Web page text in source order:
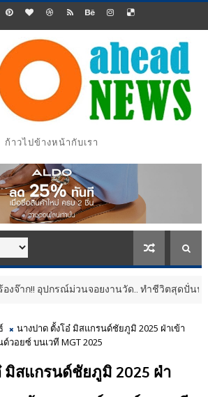
ก้าวไปข้างหน้ากับเรา
ม่วนจอยงานวัด.. ทำชีวิตสุดปั่นป่วน ประชาสั
นางปาด ตั้งโอ๋ มิสแกรนด์ชัยภูมิ 2025 ฝ่าเข้า
วอยซ์ บนเวที MGT 2025
มิสแกรนด์ชัยภูมิ 2025 ฝ่า